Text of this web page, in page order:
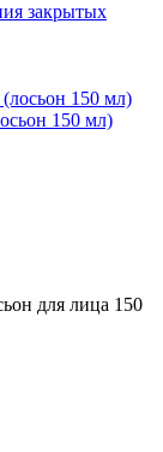
закрытых
150 мл)
для лица 150